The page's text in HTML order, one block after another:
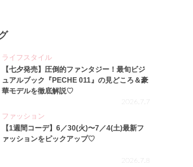
ライフスタイル
【七夕発売】圧倒的ファンタジー！最旬ビジ
ュアルブック『PECHE 011』の見どころ＆豪
華モデルを徹底解説♡
2026.7.7
ファッション
【1週間コーデ】6／30(火)〜7／4(土)最新フ
ァッションをピックアップ♡
2026.7.8